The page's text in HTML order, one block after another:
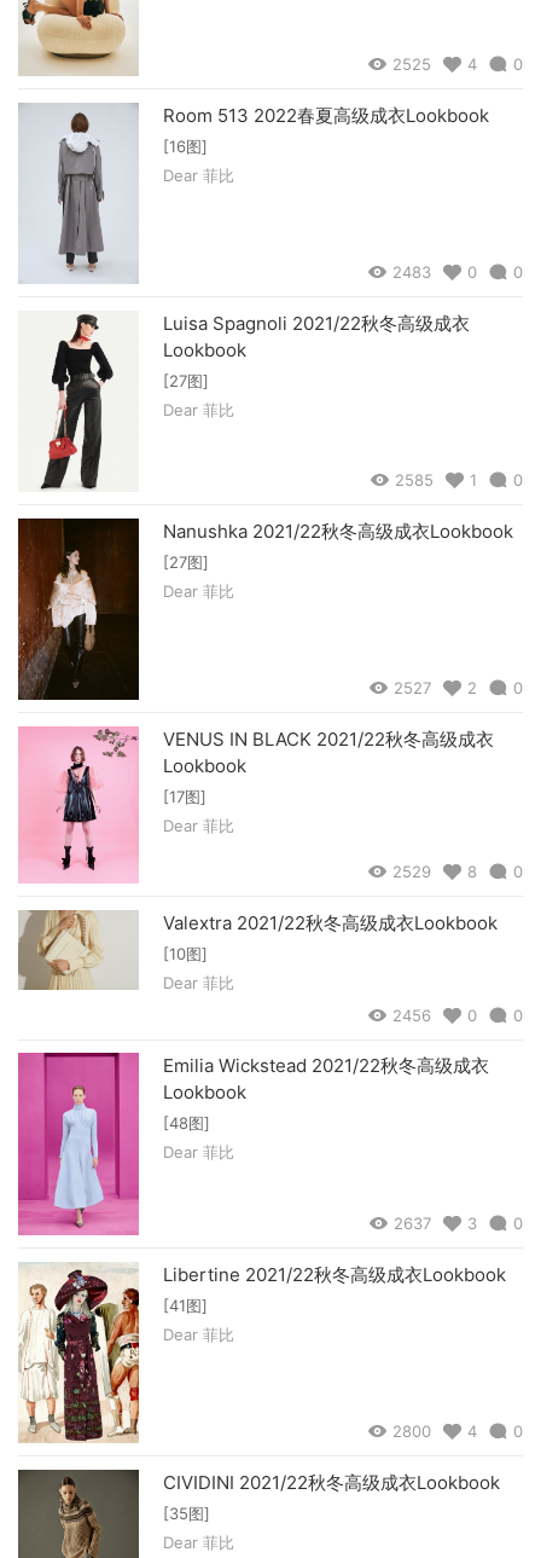
2525 4 0
Room 513 2022春夏高级成衣Lookbook
[16图]
Dear 菲比
2483 0 0
Luisa Spagnoli 2021/22秋冬高级成衣
Lookbook
[27图]
Dear 菲比
2585 1 0
Nanushka 2021/22秋冬高级成衣Lookbook
[27图]
Dear 菲比
2527 2 0
VENUS IN BLACK 2021/22秋冬高级成衣
Lookbook
[17图]
Dear 菲比
2529 8 0
Valextra 2021/22秋冬高级成衣Lookbook
[10图]
Dear 菲比
2456
0 0
Emilia Wickstead 2021/22秋冬高级成衣
Lookbook
[48图]
Dear 菲比
2637 3 0
Libertine 2021/22秋冬高级成衣Lookbook
[41图]
Dear 菲比
2800 4 0
CIVIDINI 2021/22秋冬高级成衣Lookbook
[35图]
Dear 菲比